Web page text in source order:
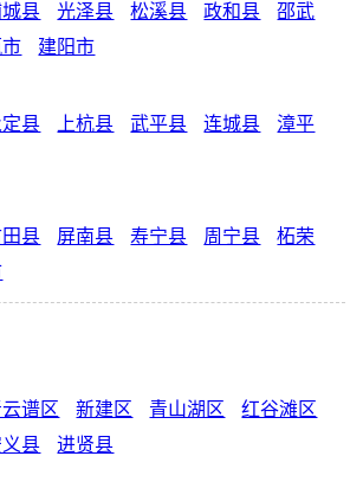
县 光泽县 松溪县 政和县
邵武
建阳市
县 上杭县 武平县 连城县
漳平
县 屏南县 寿宁县 周宁县
柘荣
谱区 新建区 青山湖区
红谷滩区
县 进贤县